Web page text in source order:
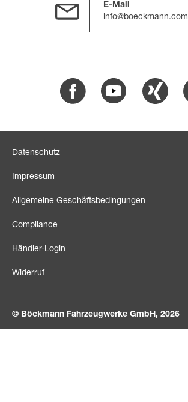
E-Mail
info@boeckmann.com
Facebook Youtube Xing
Datenschutz
Impressum
Allgemeine Geschäftsbedingungen
Compliance
Händler-Login
Widerruf
© Böckmann Fahrzeugwerke GmbH, 2026